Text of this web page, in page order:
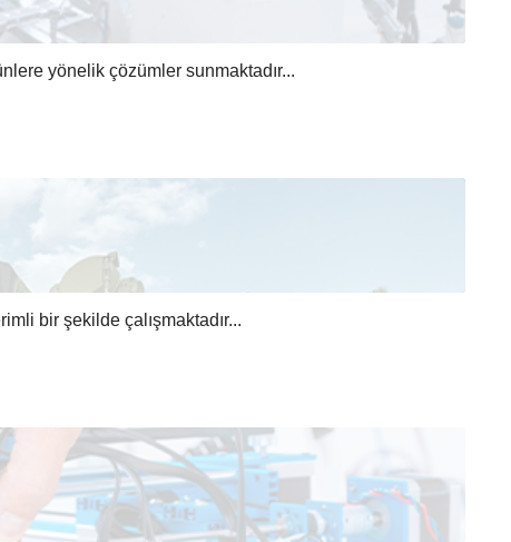
yönelik çözümler sunmaktadır...
bir şekilde çalışmaktadır...